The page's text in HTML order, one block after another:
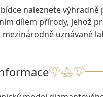
naleznete
dílem přírody, jehož
uznávané